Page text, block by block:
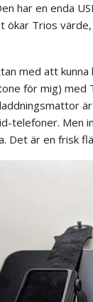
har en enda
ökar Trios
med att kunna
för mig) med
telefoner. Men
Det är en frisk